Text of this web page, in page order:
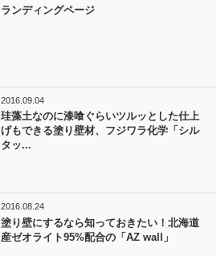
ランディングページ
2016.09.04
珪藻土なのに漆喰ぐらいツルッとした仕上
げもできる塗り壁材、フジワラ化学「シル
タッ...
2016.08.24
塗り壁にするなら知っておきたい！北海道
産ゼオライト95%配合の「AZ wall」